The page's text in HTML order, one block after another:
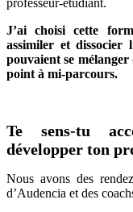
J’ai choisi cette
assimiler et dissocier
pouvaient se
point à mi-parcours.
Te sens-tu
développer ton
Nous avons des
d’Audencia et des